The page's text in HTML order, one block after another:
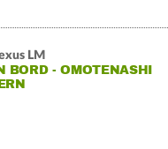
LM
BORD - OMOTENASHI